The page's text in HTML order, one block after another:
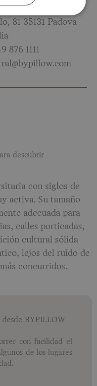
81 35131 Padova
876 1111
descubrir
con siglos de
activa. Su tamaño
adecuada para
calles porticadas,
cultural sólida
lejos del ruido de
concurridos.
BYPILLOW
con facilidad el
de los lugares